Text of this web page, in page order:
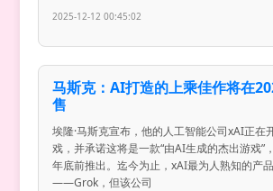
2025-12-12 00:45:02
马斯克：AI打造的上乘佳作将在
售
埃隆·马斯克宣布，他的人工智能公司xAI正在
戏，并承诺这将是一款“由AI生成的杰出游戏”
年底前推出。迄今为止，xAI最为人熟知的产
——Grok，但该公司